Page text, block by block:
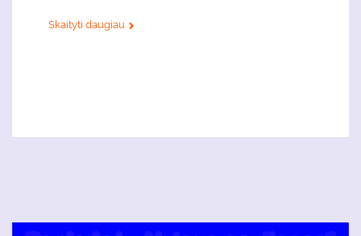
Skaityti daugiau